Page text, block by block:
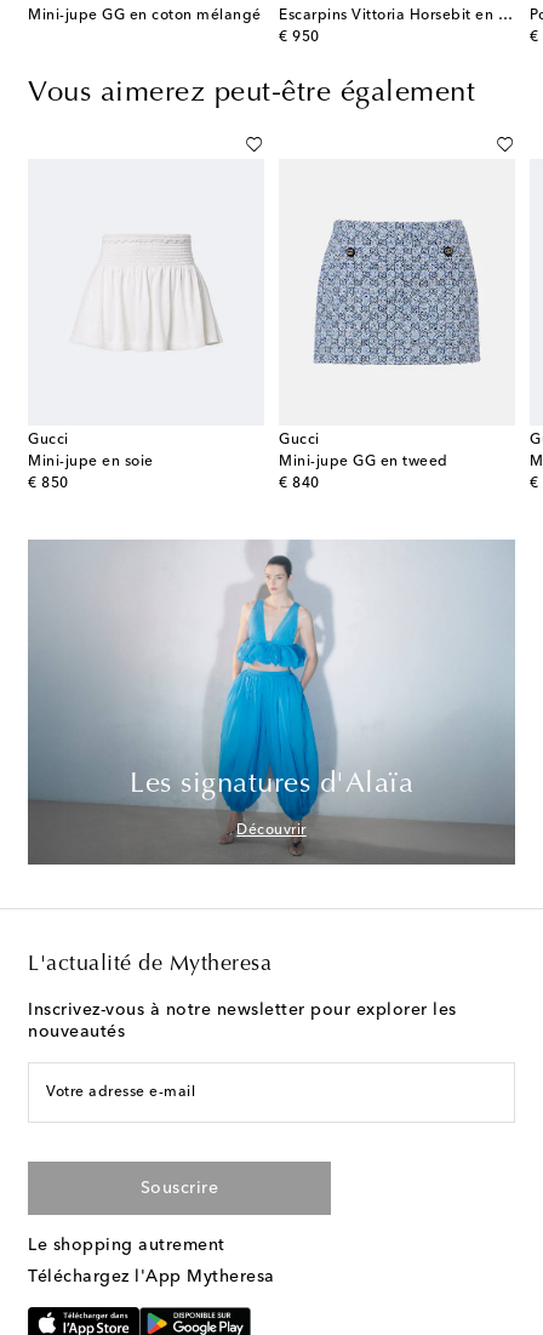
Mini-jupe GG en coton mélangé
Escarpins Vittoria Horsebit en cuir
€ 950
original price
€
Vous aimerez peut-être également
Gucci
Mini-jupe en soie
€ 850
original price
Gucci
Mini-jupe GG en tweed
€ 840
original price
€
Les signatures d'Alaïa
Découvrir
L'actualité de Mytheresa
Inscrivez-vous à notre newsletter pour explorer les
nouveautés
Votre adresse e-mail
Souscrire
Le shopping autrement
Téléchargez l'App Mytheresa